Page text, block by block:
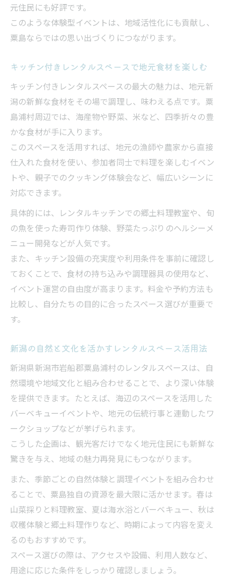
粟島浦村ならではのレンタルスペース活用術紹
介
粟島独自の体験イベントをレンタルスペー
ポイント
キッチン付きスペースで粟島ならではの体
験を演出
レンタルスペースを活かした宿泊型イベン
トの魅力
地元文化とコラボできるレンタルスペース
活用法
底解説
イベント企画に最適なレンタルスペースの
選び方
キッチン付きレンタルスペースの設備チェ
ックポイント
菓子製造許可付きスペースでの体験型イベ
成功させるコツ
レンタルスペース活用で地域交流を深める
方法
手軽に始める粟島のレンタルスペース活用体験
初めてでも安心のレンタルスペース利用方
法
粟島で気軽に楽しむキッチン付きスペース
活用術
レンタルスペースの予約から利用までの流
れ
少人数利用におすすめなレンタルスペース
の特徴
レンタルスペースを使った簡単イベント企
画の提案
元住民にも好評です。
このような体験型イベントは、地域活性化にも貢献し、
粟島ならではの思い出づくりにつながります。
キッチン付きレンタルスペースで地元食材を楽しむ
キッチン付きレンタルスペースの最大の魅力は、地元新
潟の新鮮な食材をその場で調理し、味わえる点です。粟
島浦村周辺では、海産物や野菜、米など、四季折々の豊
かな食材が手に入ります。
このスペースを活用すれば、地元の漁師や農家から直接
仕入れた食材を使い、参加者同士で料理を楽しむイベン
トや、親子でのクッキング体験会など、幅広いシーンに
対応できます。
具体的には、レンタルキッチンでの郷土料理教室や、旬
の魚を使った寿司作り体験、野菜たっぷりのヘルシーメ
ニュー開発などが人気です。
また、キッチン設備の充実度や利用条件を事前に確認し
ておくことで、食材の持ち込みや調理器具の使用など、
イベント運営の自由度が高まります。料金や予約方法も
比較し、自分たちの目的に合ったスペース選びが重要で
す。
新潟の自然と文化を活かすレンタルスペース活用法
新潟県新潟市岩船郡粟島浦村のレンタルスペースは、自
然環境や地域文化と組み合わせることで、より深い体験
を提供できます。たとえば、海辺のスペースを活用した
バーベキューイベントや、地元の伝統行事と連動したワ
ークショップなどが挙げられます。
こうした企画は、観光客だけでなく地元住民にも新鮮な
驚きを与え、地域の魅力再発見にもつながります。
また、季節ごとの自然体験と調理イベントを組み合わせ
ることで、粟島独自の資源を最大限に活かせます。春は
山菜採りと料理教室、夏は海水浴とバーベキュー、秋は
収穫体験と郷土料理作りなど、時期によって内容を変え
るのもおすすめです。
スペース選びの際は、アクセスや設備、利用人数など、
用途に応じた条件をしっかり確認しましょう。